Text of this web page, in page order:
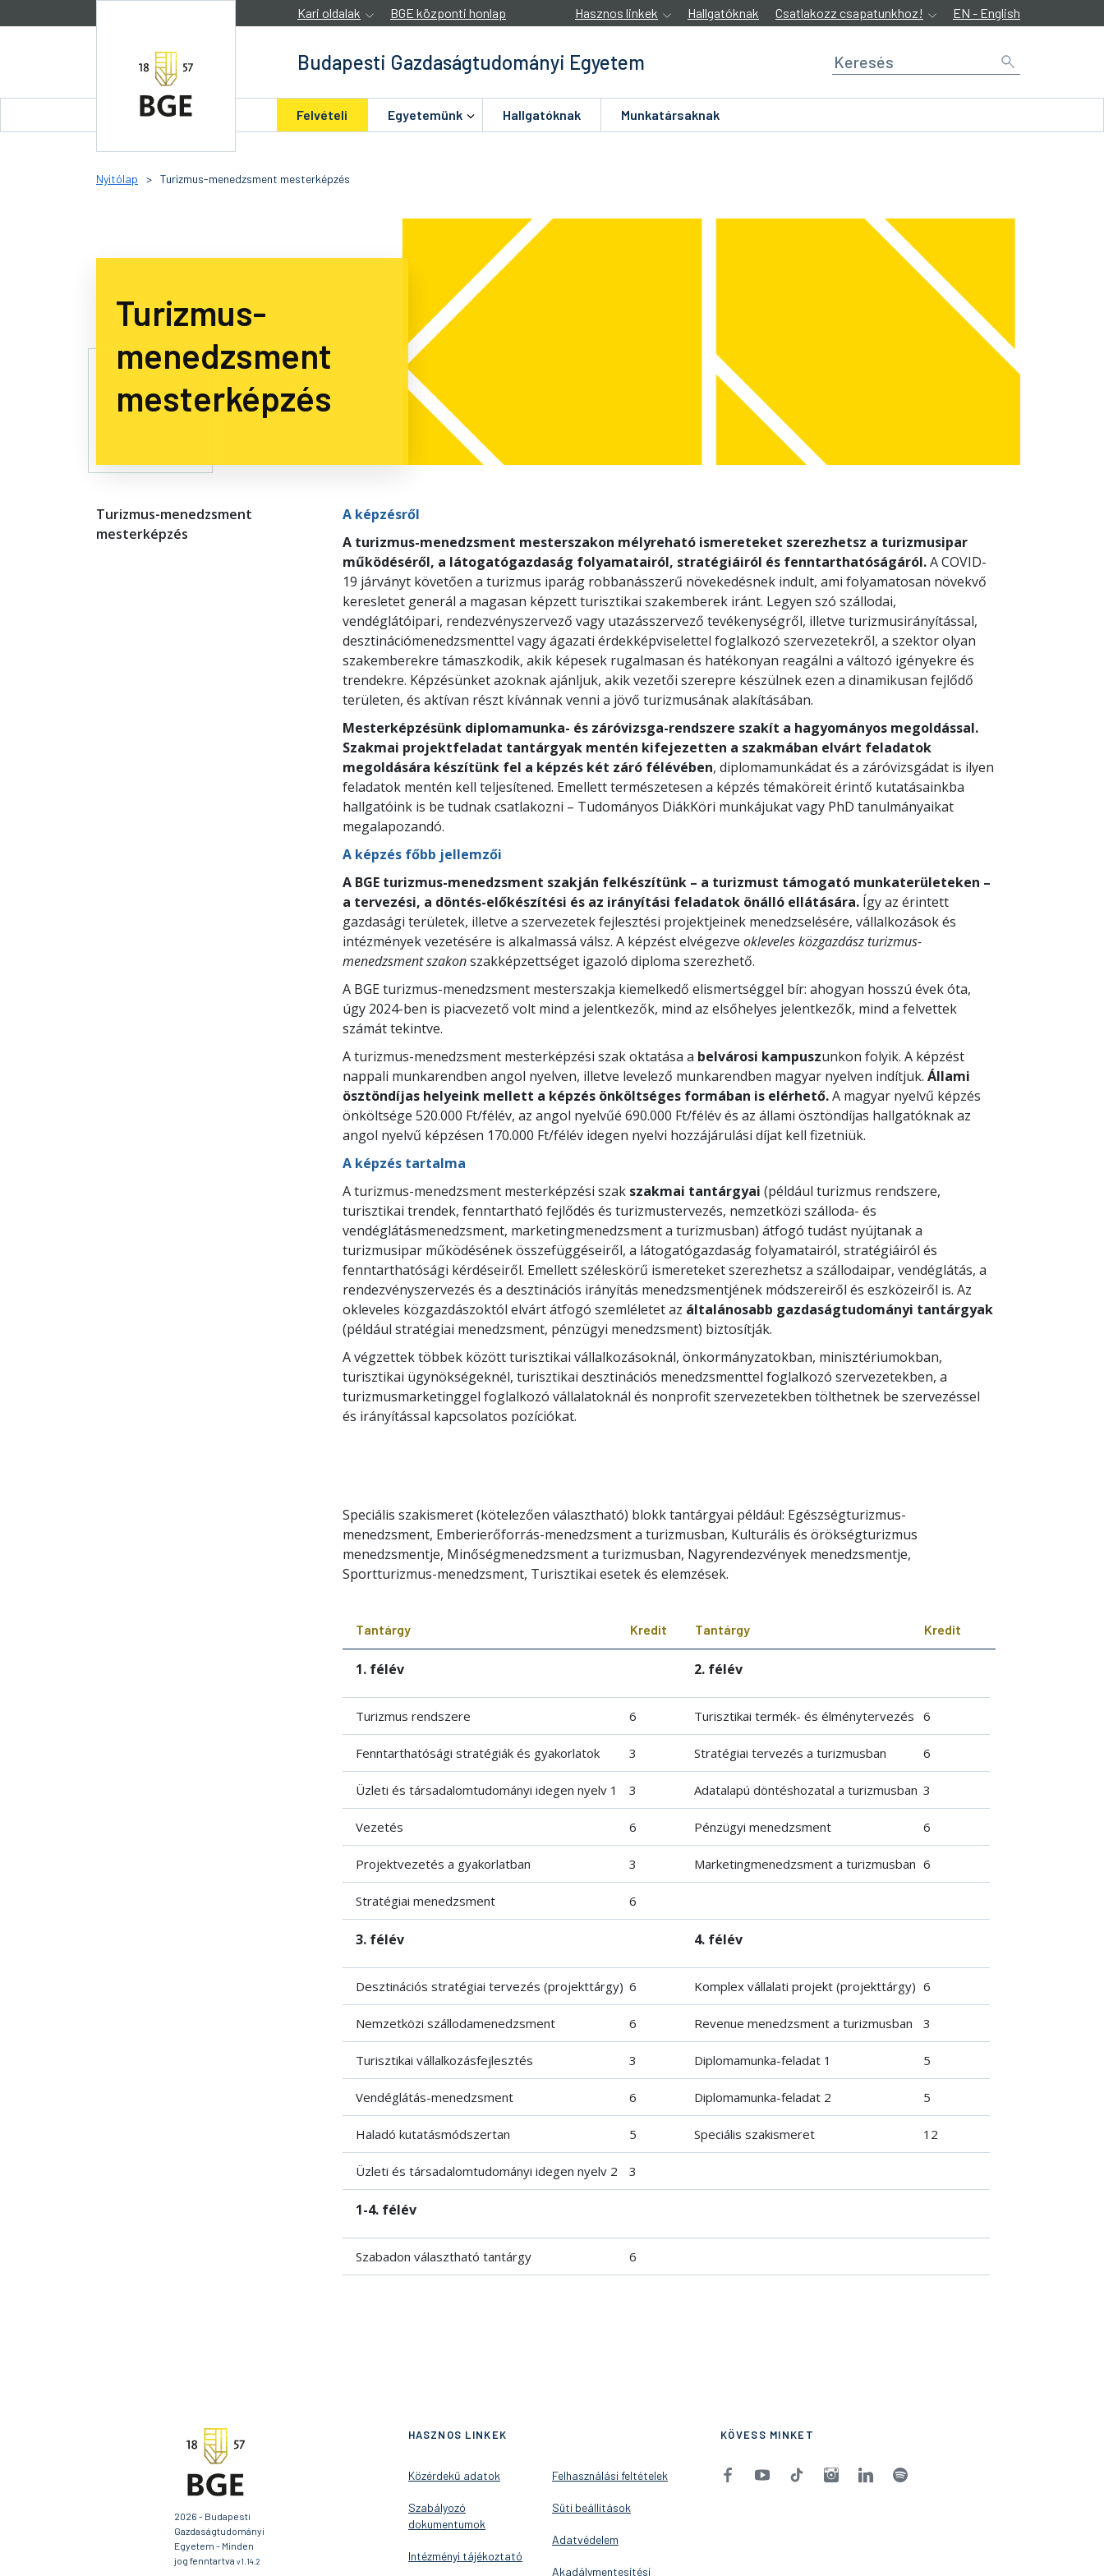
Kari oldalak BGE központi honlap Hasznos linkek Hallgatóknak Csatlakozz csapatunkhoz! EN - English
Budapesti Gazdaságtudományi Egyetem
Felvételi Egyetemünk Hallgatóknak Munkatársaknak
Nyitólap > Turizmus-menedzsment mesterképzés
Turizmus-
menedzsment
mesterképzés
Turizmus-menedzsment
mesterképzés
A képzésről
A turizmus-menedzsment mesterszakon mélyreható ismereteket szerezhetsz a turizmusipar
működéséről, a látogatógazdaság folyamatairól, stratégiáiról és fenntarthatóságáról.A COVID-
19 járványt követően a turizmus iparág robbanásszerű növekedésnek indult, ami folyamatosan növekvő
keresletet generál a magasan képzett turisztikai szakemberek iránt. Legyen szó szállodai,
vendéglátóipari, rendezvényszervező vagy utazásszervező tevékenységről, illetve turizmusirányítással,
desztinációmenedzsmenttel vagy ágazati érdekképviselettel foglalkozó szervezetekről, a szektor olyan
szakemberekre támaszkodik, akik képesek rugalmasan és hatékonyan reagálni a változó igényekre és
trendekre. Képzésünket azoknak ajánljuk, akik vezetői szerepre készülnek ezen a dinamikusan fejlődő
területen, és aktívan részt kívánnak venni a jövő turizmusának alakításában.
Mesterképzésünk diplomamunka- és záróvizsga-rendszere szakít a hagyományos megoldással.
Szakmai projektfeladat tantárgyak mentén kifejezetten a szakmában elvárt feladatok
megoldására készítünk fel a képzés két záró félévében, diplomamunkádat és a záróvizsgádat is ilyen
feladatok mentén kell teljesítened. Emellett természetesen a képzés témaköreit érintő kutatásainkba
hallgatóink is be tudnak csatlakozni – Tudományos DiákKöri munkájukat vagy PhD tanulmányaikat
megalapozandó.
A képzés főbb jellemzői
A BGE turizmus-menedzsment szakján felkészítünk – a turizmust támogató munkaterületeken –
a tervezési, a döntés-előkészítési és az irányítási feladatok önálló ellátására. Így az érintett
gazdasági területek, illetve a szervezetek fejlesztési projektjeinek menedzselésére, vállalkozások és
intézmények vezetésére is alkalmassá válsz. A képzést elvégezve okleveles közgazdász turizmus-
menedzsmentszakonszakképzettséget igazoló diploma szerezhető.
A BGE turizmus-menedzsment mesterszakja kiemelkedő elismertséggel bír: ahogyan hosszú évek óta,
úgy 2024-ben is piacvezető volt mind a jelentkezők, mind az elsőhelyes jelentkezők, mind a felvettek
számát tekintve.
A turizmus-menedzsment mesterképzési szak oktatása a belvárosi kampuszunkon folyik. A képzést
nappali munkarendben angol nyelven, illetve levelező munkarendben magyar nyelven indítjuk. Állami
ösztöndíjas helyeink mellett a képzés önköltséges formában is elérhető.A magyar nyelvű képzés
önköltsége 520.000 Ft/félév, az angol nyelvűé 690.000 Ft/félév és az állami ösztöndíjas hallgatóknak az
angol nyelvű képzésen 170.000 Ft/félév idegen nyelvi hozzájárulási díjat kell fizetniük.
A képzés tartalma
A turizmus-menedzsment mesterképzési szak szakmai tantárgyai (például turizmus rendszere,
turisztikai trendek, fenntartható fejlődés és turizmustervezés, nemzetközi szálloda- és
vendéglátásmenedzsment, marketingmenedzsment a turizmusban) átfogó tudást nyújtanak a
turizmusipar működésének összefüggéseiről, a látogatógazdaság folyamatairól, stratégiáiról és
fenntarthatósági kérdéseiről. Emellett széleskörű ismereteket szerezhetsz a szállodaipar, vendéglátás, a
rendezvényszervezés és a desztinációs irányítás menedzsmentjének módszereiről és eszközeiről is. Az
okleveles közgazdászoktól elvárt átfogó szemléletet az általánosabb gazdaságtudományi tantárgyak
(például stratégiai menedzsment, pénzügyi menedzsment) biztosítják.
A végzettek többek között turisztikai vállalkozásoknál, önkormányzatokban, minisztériumokban,
turisztikai ügynökségeknél, turisztikai desztinációs menedzsmenttel foglalkozó szervezetekben, a
turizmusmarketinggel foglalkozó vállalatoknál és nonprofit szervezetekben tölthetnek be szervezéssel
és irányítással kapcsolatos pozíciókat.
Speciális szakismeret (kötelezően választható) blokk tantárgyai például: Egészségturizmus-
menedzsment, Emberierőforrás-menedzsment a turizmusban, Kulturális és örökségturizmus
menedzsmentje, Minőségmenedzsment a turizmusban, Nagyrendezvények menedzsmentje,
Sportturizmus-menedzsment, Turisztikai esetek és elemzések.
Tantárgy Kredit Tantárgy Kredit
1. félév 2. félév
Turizmus rendszere 6 Turisztikai termék- és élménytervezés 6
Fenntarthatósági stratégiák és gyakorlatok 3 Stratégiai tervezés a turizmusban 6
Üzleti és társadalomtudományi idegen nyelv 1 3 Adatalapú döntéshozatal a turizmusban 3
Vezetés 6 Pénzügyi menedzsment 6
Projektvezetés a gyakorlatban 3 Marketingmenedzsment a turizmusban 6
Stratégiai menedzsment 6
3. félév 4. félév
Desztinációs stratégiai tervezés (projekttárgy) 6 Komplex vállalati projekt (projekttárgy) 6
Nemzetközi szállodamenedzsment 6 Revenue menedzsment a turizmusban 3
Turisztikai vállalkozásfejlesztés 3 Diplomamunka-feladat 1 5
Vendéglátás-menedzsment 6 Diplomamunka-feladat 2 5
Haladó kutatásmódszertan 5 Speciális szakismeret 12
Üzleti és társadalomtudományi idegen nyelv 2 3
1-4. félév
Szabadon választható tantárgy 6
2026 - Budapesti
Gazdaságtudományi
Egyetem - Minden
jog fenntartva v1.14.2
HASZNOS LINKEK
Közérdekű adatok
Szabályozó
dokumentumok
Intézményi tájékoztató
Felhasználási feltételek
Süti beállítások
Adatvédelem
Akadálymentesítési
KÖVESS MINKET